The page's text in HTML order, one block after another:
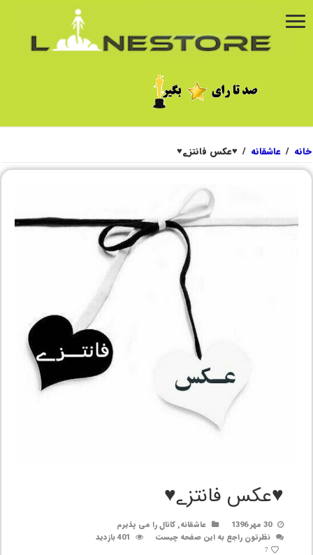
خانه / عاشقانه / ‌♥️عکس فانتزے♥️
‌♥️عکس فانتزے♥️
30 مهر 1396 عاشقانه,کانال را می پذیرم
نظرتون راجع به این صفحه چیست
401 بازدید
7